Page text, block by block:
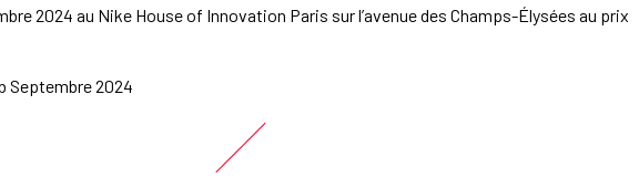
2024 au Nike House of Innovation Paris sur l’avenue des Champs-Élysées au prix
Septembre 2024